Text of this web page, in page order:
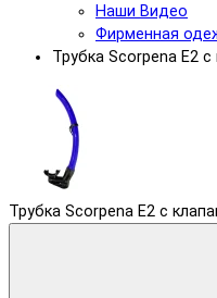
Наши Видео
Фирменная
Трубка Scorpena E2 с
Трубка Scorpena E2 с